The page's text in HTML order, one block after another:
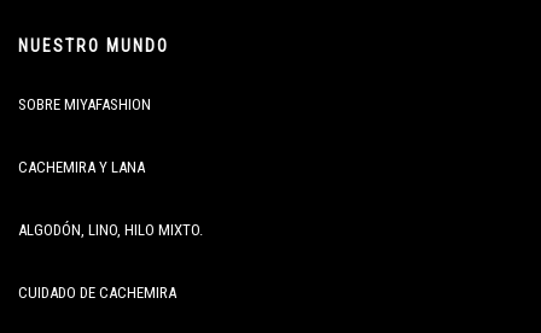
NUESTRO MUNDO
SOBRE MIYAFASHION
CACHEMIRA Y LANA
ALGODÓN, LINO, HILO MIXTO.
CUIDADO DE CACHEMIRA